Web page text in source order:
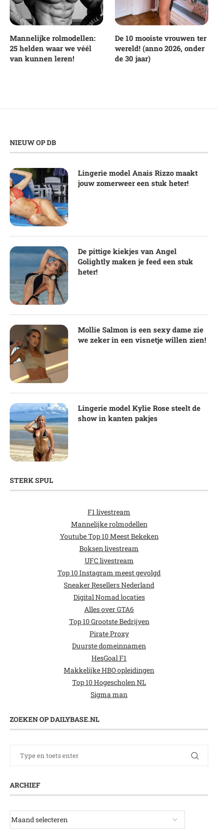
Mannelijke rolmodellen:
25 helden waar we véél
van kunnen leren!
De 10 mooiste vrouwen ter
wereld! (anno 2026, onder
de 30 jaar)
NIEUW OP DB
Lingerie model Anais Rizzo maakt
jouw zomerweer een stuk heter!
De pittige kiekjes van Angel
Golightly maken je feed een stuk
heter!
Mollie Salmon is een sexy dame zie
we zeker in een visnetje willen zien!
Lingerie model Kylie Rose steelt de
show in kanten pakjes
STERK SPUL
F1 livestream
Mannelijke rolmodellen
Youtube Top 10 Meest Bekeken
Boksen livestream
UFC livestream
Top 10 Instagram meest gevolgd
Sneaker Resellers Nederland
Digital Nomad locaties
Alles over GTA6
Top 10 Grootste Bedrijven
Pirate Proxy
Duurste domeinnamen
HesGoal F1
Makkelijke HBO opleidingen
Top 10 Hogescholen NL
Sigma man
ZOEKEN OP DAILYBASE.NL
ARCHIEF